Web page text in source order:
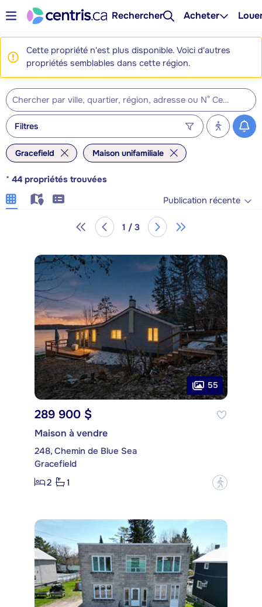
Rechercher Acheter
Cette propriété n'est plus disponible. Voici d'autres
propriétés semblables dans cette région.
Filtres
Gracefield Maison unifamiliale
* 44 propriétés trouvées
Publication récente
1 / 3
55
289 900 $
Maison à vendre
248, Chemin de Blue Sea
Gracefield
2
1 ?